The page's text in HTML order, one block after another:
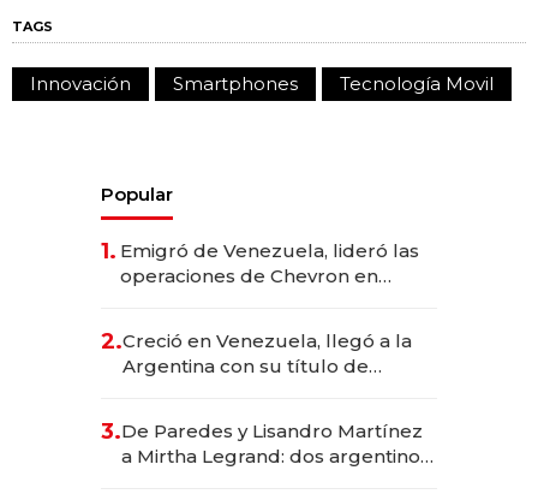
TAGS
Innovación Smartphones Tecnología Movil
Popular
1. Emigró de Venezuela, lideró las
operaciones de Chevron en
2.Creció en Venezuela, llegó a la
Argentina con su título de
las marcas "fast premium"
3.De Paredes y Lisandro Martínez
a Mirtha Legrand: dos argentinos